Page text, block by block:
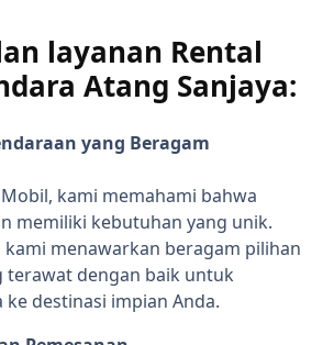
layanan Rental
Atang Sanjaya:
yang Beragam
kami memahami bahwa
memiliki kebutuhan yang unik.
kami menawarkan beragam pilihan
terawat dengan baik untuk
ke destinasi impian Anda.